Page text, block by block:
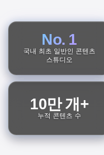
No. 1
국내 최초 일반인 콘텐츠
스튜디오
10만 개+
누적 콘텐츠 수